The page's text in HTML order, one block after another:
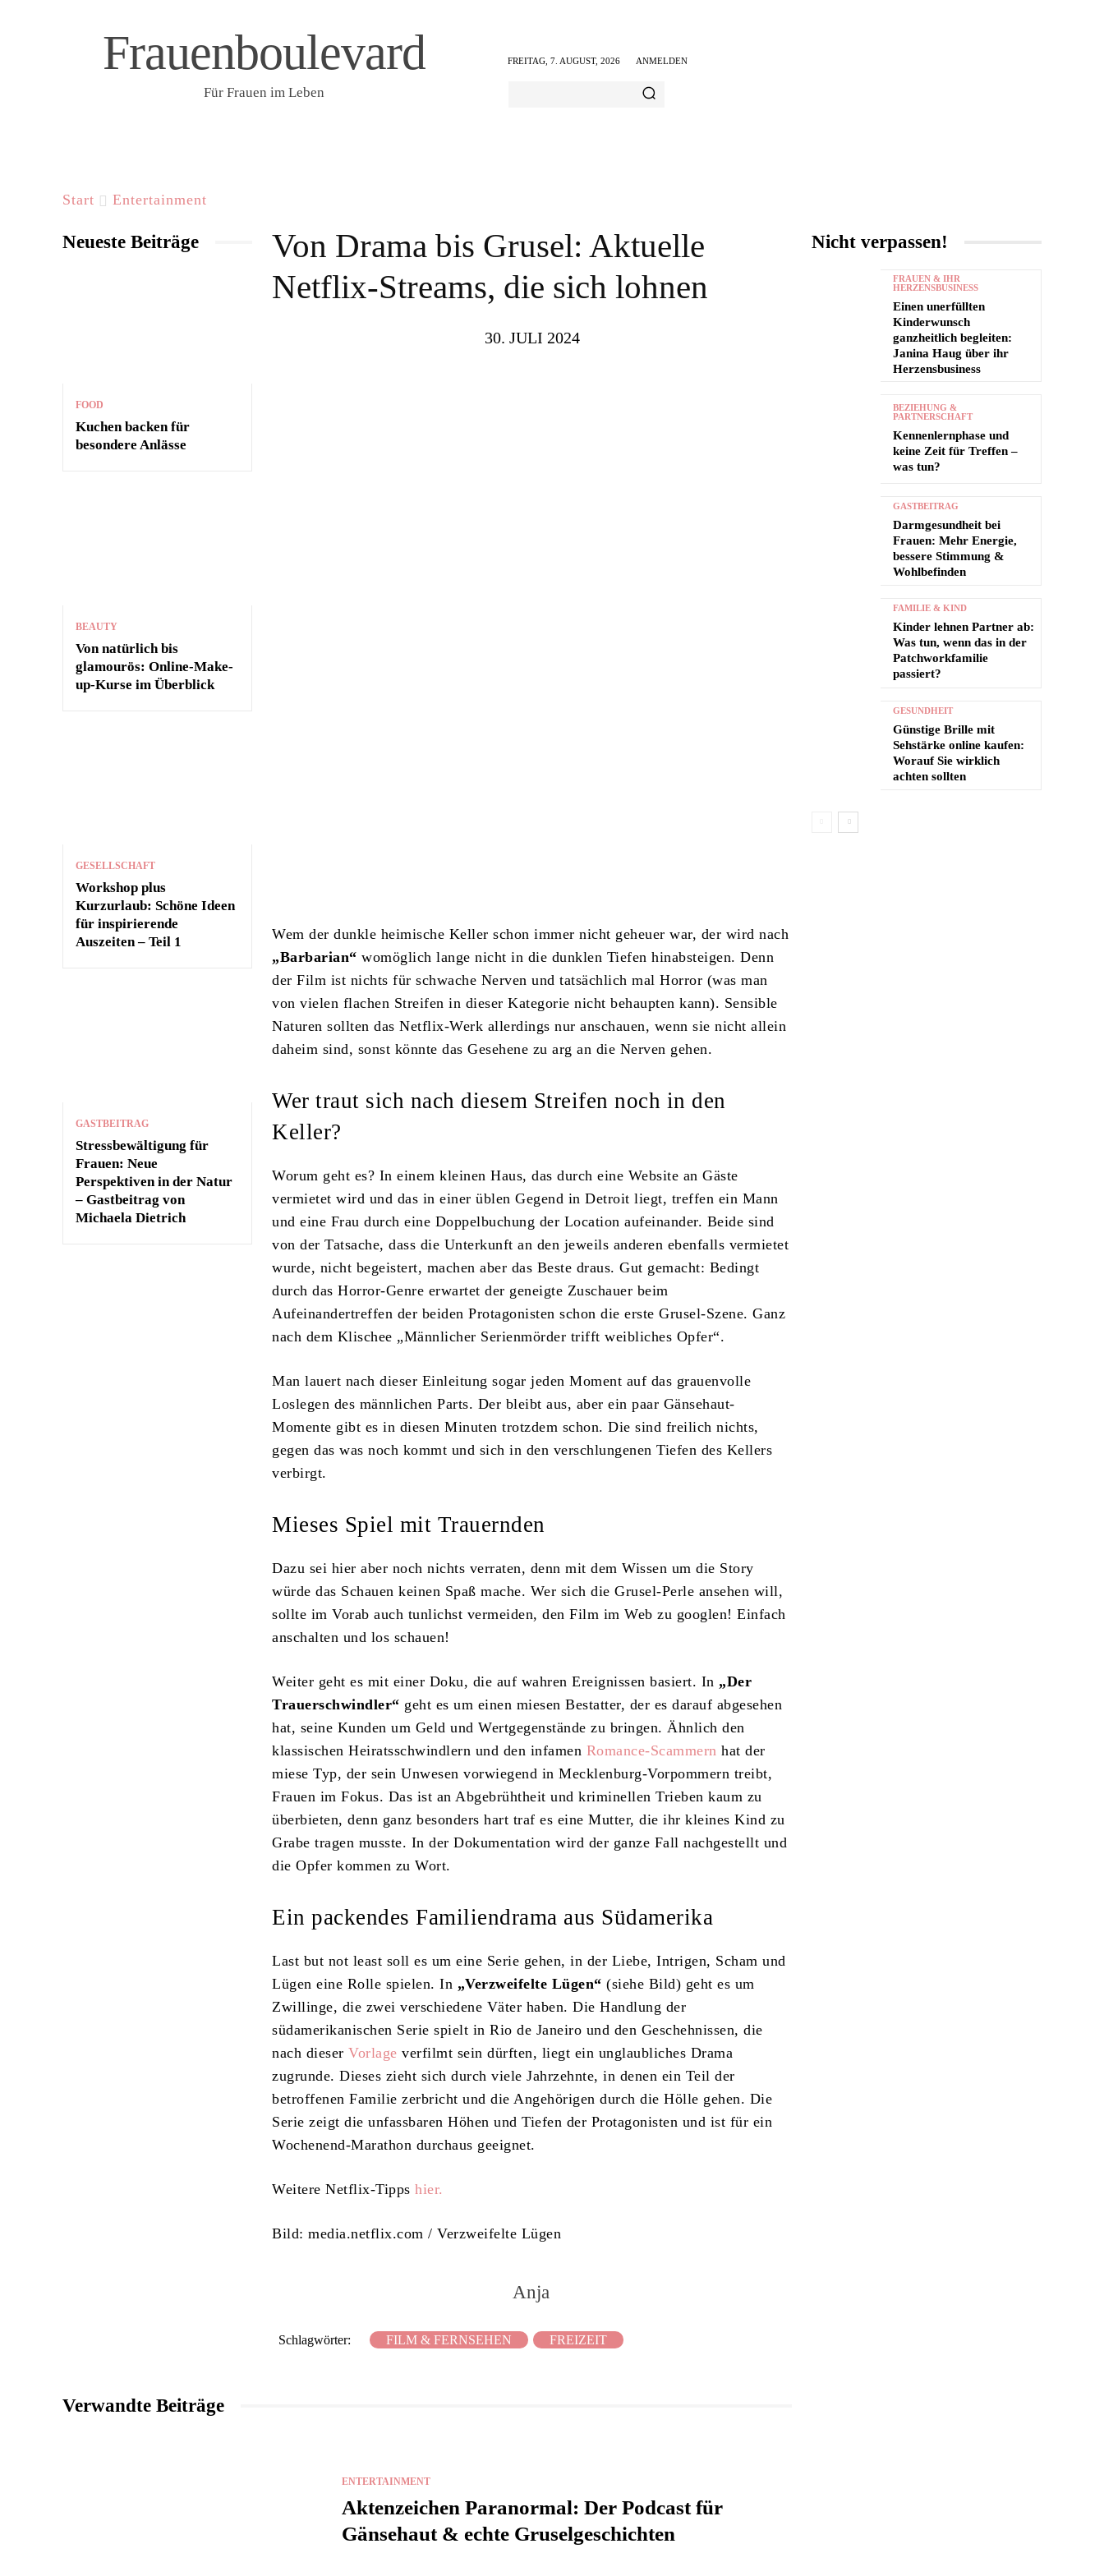
Frauenboulevard
Für Frauen im Leben
FREITAG, 7. AUGUST, 2026 ANMELDEN
Start Entertainment
Neueste Beiträge
FOOD
Kuchen backen für
besondere Anlässe
BEAUTY
Von natürlich bis
glamourös: Online-Make-
up-Kurse im Überblick
GESELLSCHAFT
Workshop plus
Kurzurlaub: Schöne Ideen
für inspirierende
Auszeiten – Teil 1
GASTBEITRAG
Stressbewältigung für
Frauen: Neue
Perspektiven in der Natur
– Gastbeitrag von
Michaela Dietrich
Von Drama bis Grusel: Aktuelle
Netflix-Streams, die sich lohnen
30. JULI 2024
Wem der dunkle heimische Keller schon immer nicht geheuer war, der wird nach
„Barbarian“ womöglich lange nicht in die dunklen Tiefen hinabsteigen. Denn
der Film ist nichts für schwache Nerven und tatsächlich mal Horror (was man
von vielen flachen Streifen in dieser Kategorie nicht behaupten kann). Sensible
Naturen sollten das Netflix-Werk allerdings nur anschauen, wenn sie nicht allein
daheim sind, sonst könnte das Gesehene zu arg an die Nerven gehen.
Wer traut sich nach diesem Streifen noch in den
Keller?
Worum geht es? In einem kleinen Haus, das durch eine Website an Gäste
vermietet wird und das in einer üblen Gegend in Detroit liegt, treffen ein Mann
und eine Frau durch eine Doppelbuchung der Location aufeinander. Beide sind
von der Tatsache, dass die Unterkunft an den jeweils anderen ebenfalls vermietet
wurde, nicht begeistert, machen aber das Beste draus. Gut gemacht: Bedingt
durch das Horror-Genre erwartet der geneigte Zuschauer beim
Aufeinandertreffen der beiden Protagonisten schon die erste Grusel-Szene. Ganz
nach dem Klischee „Männlicher Serienmörder trifft weibliches Opfer“.
Man lauert nach dieser Einleitung sogar jeden Moment auf das grauenvolle
Loslegen des männlichen Parts. Der bleibt aus, aber ein paar Gänsehaut-
Momente gibt es in diesen Minuten trotzdem schon. Die sind freilich nichts,
gegen das was noch kommt und sich in den verschlungenen Tiefen des Kellers
verbirgt.
Mieses Spiel mit Trauernden
Dazu sei hier aber noch nichts verraten, denn mit dem Wissen um die Story
würde das Schauen keinen Spaß mache. Wer sich die Grusel-Perle ansehen will,
sollte im Vorab auch tunlichst vermeiden, den Film im Web zu googlen! Einfach
anschalten und los schauen!
Weiter geht es mit einer Doku, die auf wahren Ereignissen basiert. In „Der
Trauerschwindler“ geht es um einen miesen Bestatter, der es darauf abgesehen
hat, seine Kunden um Geld und Wertgegenstände zu bringen. Ähnlich den
klassischen Heiratsschwindlern und den infamen Romance-Scammern hat der
miese Typ, der sein Unwesen vorwiegend in Mecklenburg-Vorpommern treibt,
Frauen im Fokus. Das ist an Abgebrühtheit und kriminellen Trieben kaum zu
überbieten, denn ganz besonders hart traf es eine Mutter, die ihr kleines Kind zu
Grabe tragen musste. In der Dokumentation wird der ganze Fall nachgestellt und
die Opfer kommen zu Wort.
Ein packendes Familiendrama aus Südamerika
Last but not least soll es um eine Serie gehen, in der Liebe, Intrigen, Scham und
Lügen eine Rolle spielen. In „Verzweifelte Lügen“ (siehe Bild) geht es um
Zwillinge, die zwei verschiedene Väter haben. Die Handlung der
südamerikanischen Serie spielt in Rio de Janeiro und den Geschehnissen, die
nach dieserVorlage verfilmt sein dürften, liegt ein unglaubliches Drama
zugrunde. Dieses zieht sich durch viele Jahrzehnte, in denen ein Teil der
betroffenen Familie zerbricht und die Angehörigen durch die Hölle gehen. Die
Serie zeigt die unfassbaren Höhen und Tiefen der Protagonisten und ist für ein
Wochenend-Marathon durchaus geeignet.
Weitere Netflix-Tippshier.
Bild: media.netflix.com / Verzweifelte Lügen
Anja
Schlagwörter: FILM & FERNSEHEN FREIZEIT
Verwandte Beiträge
ENTERTAINMENT
Aktenzeichen Paranormal: Der Podcast für
Gänsehaut & echte Gruselgeschichten
Nicht verpassen!
FRAUEN & IHR
HERZENSBUSINESS
Einen unerfüllten
Kinderwunsch
ganzheitlich begleiten:
Janina Haug über ihr
Herzensbusiness
BEZIEHUNG &
PARTNERSCHAFT
Kennenlernphase und
keine Zeit für Treffen –
was tun?
GASTBEITRAG
Darmgesundheit bei
Frauen: Mehr Energie,
bessere Stimmung &
Wohlbefinden
FAMILIE & KIND
Kinder lehnen Partner ab:
Was tun, wenn das in der
Patchworkfamilie
passiert?
GESUNDHEIT
Günstige Brille mit
Sehstärke online kaufen:
Worauf Sie wirklich
achten sollten